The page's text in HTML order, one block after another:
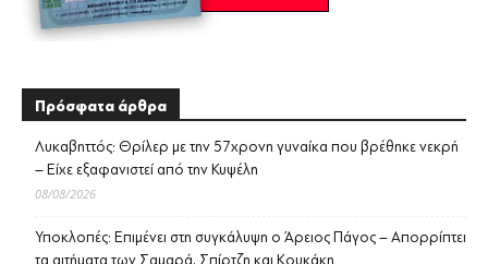
Πρόσφατα άρθρα
Λυκαβηττός: Θρίλερ με την 57χρονη γυναίκα που βρέθηκε νεκρή
– Είχε εξαφανιστεί από την Κυψέλη
08/08/2026
Υποκλοπές: Επιμένει στη συγκάλυψη ο Άρειος Πάγος – Απορρίπτει
τα αιτήματα των Σαμαρά, Σπίρτζη και Κουκάκη